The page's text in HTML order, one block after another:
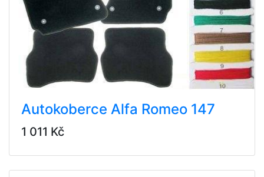
Autokoberce Alfa Romeo 147
1 011 Kč